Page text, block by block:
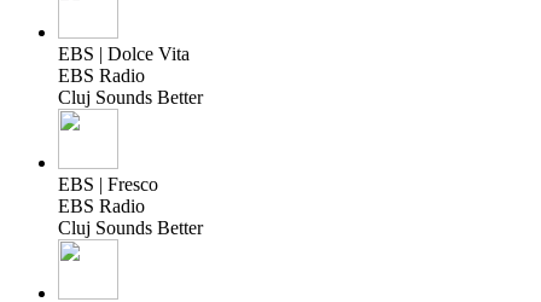
EBS | Dolce Vita
EBS Radio
Cluj Sounds Better
EBS | Fresco
EBS Radio
Cluj Sounds Better